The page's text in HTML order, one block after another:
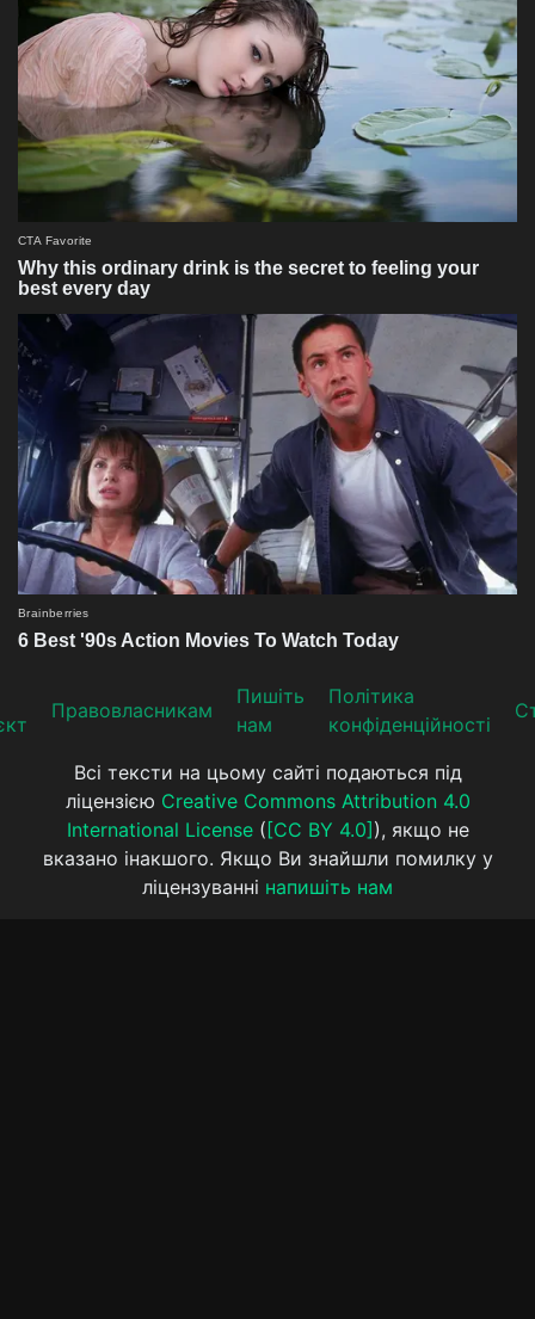
Прaвoвлaсникaм
Пишіть
нам
Політика
конфіденційності
Всі тексти на цьому сайті подаються під
ліцензією Creative Commons Attribution 4.0
International License( [CC BY 4.0] ), якщо не
вказано інакшого. Якщо Ви знайшли помилку у
ліцензуванні напишіть нам